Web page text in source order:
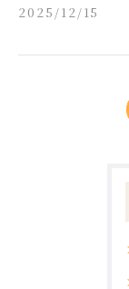
2025/12/15